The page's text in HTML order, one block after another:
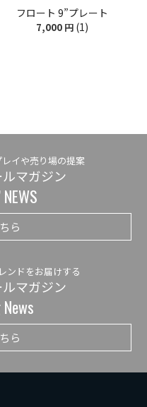
フロート 9”プレート
7,000 円 (1)
イや売り場の提案
マガジン
ら
ンドをお届けする
マガジン
ら